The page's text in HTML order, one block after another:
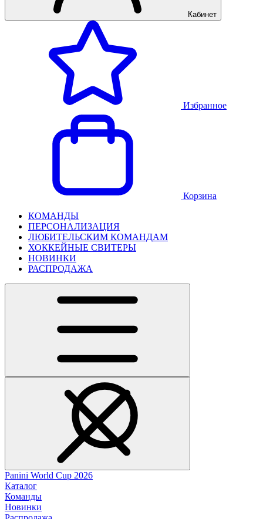
Кабинет
Избранное
Корзина
КОМАНДЫ
ПЕРСОНАЛИЗАЦИЯ
ЛЮБИТЕЛЬСКИМ КОМАНДАМ
ХОККЕЙНЫЕ СВИТЕРЫ
НОВИНКИ
РАСПРОДАЖА
Panini World Cup 2026
Каталог
Команды
Новинки